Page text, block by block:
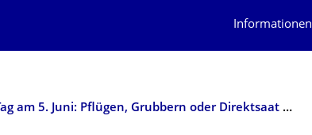
Welt-Umwelt-Tag am 5. Juni: Pflügen, Grubbern oder Direktsaat – Modell zur Veränderung der Bodenstruktur als wichtige Grundlagenforschung